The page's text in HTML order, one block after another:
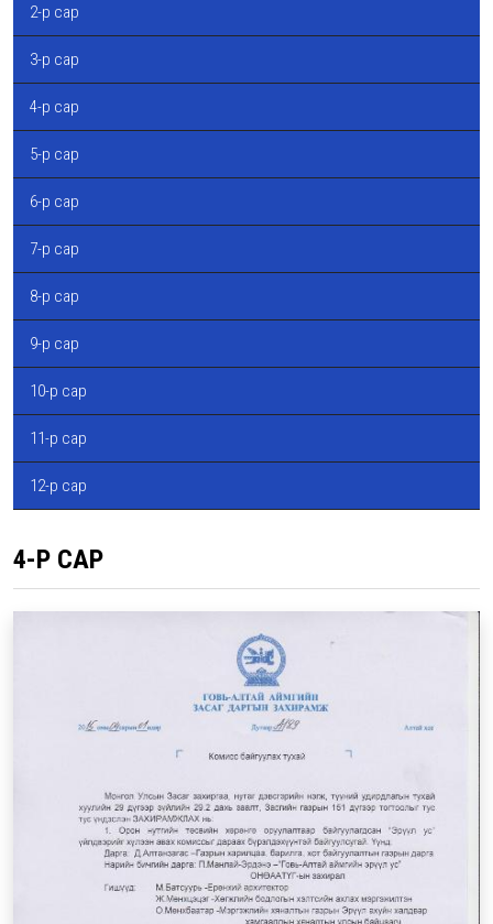
2-р сар
3-р сар
4-р сар
5-р сар
6-р сар
7-р сар
8-р сар
9-р сар
10-р сар
11-р сар
12-р сар
4-Р САР